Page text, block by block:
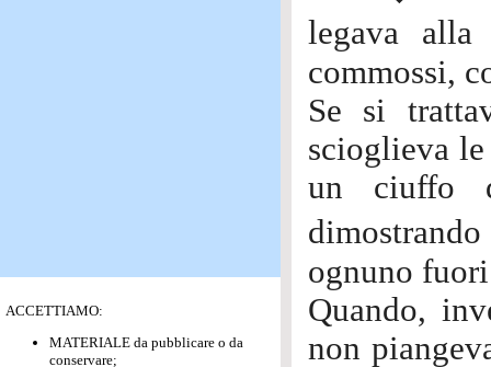
ACCETTIAMO:
MATERIALE da pubblicare o da
conservare;
legava
commossi,
Se si
scioglieva
un ciuffo
ognuno
Quando,
non